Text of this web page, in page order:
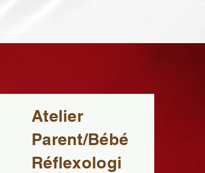
Atelier
Parent/Bébé
Réflexologi